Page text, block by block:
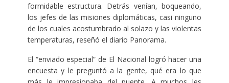
formidable estructura. Detrás venían, boqueando,
los jefes de las misiones diplomáticas, casi ninguno
de los cuales acostumbrado al solazo y las violentas
temperaturas, reseñó el diario Panorama.
El “enviado especial” de El Nacional logró hacer una
encuesta y le preguntó a la gente, qué era lo que